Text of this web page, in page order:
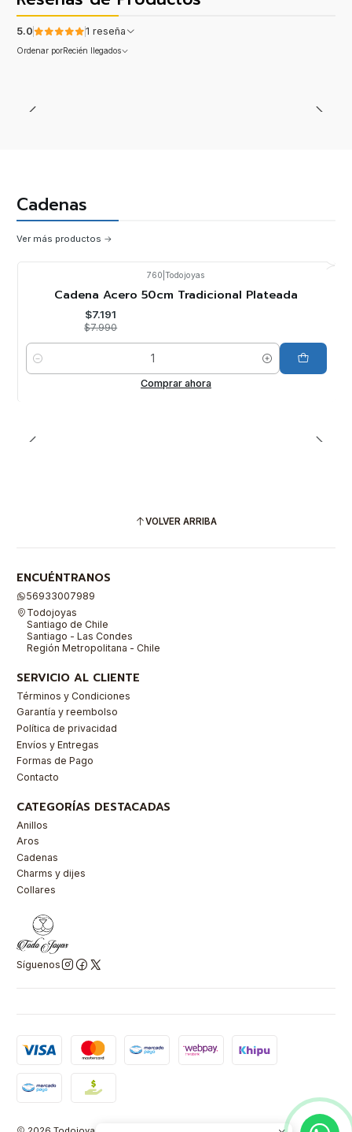
5.0 1 reseña
Ordenar porRecién llegados
Cadenas
Ver más productos
760 Todojoyas
Cadena Acero 50cm Tradicional Plateada
$7.191
$7.990
Cantidad
Comprar ahora
VOLVER ARRIBA
ENCUÉNTRANOS
56933007989
Todojoyas
Santiago de Chile
Santiago - Las Condes
Región Metropolitana - Chile
SERVICIO AL CLIENTE
Términos y Condiciones
Garantía y reembolso
Política de privacidad
Envíos y Entregas
Formas de Pago
Contacto
CATEGORÍAS DESTACADAS
Anillos
Aros
Cadenas
Charms y dijes
Collares
Síguenos